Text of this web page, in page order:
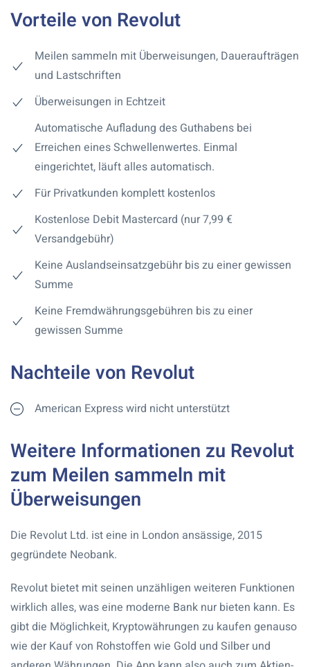
Vorteile von Revolut
Meilen sammeln mit Überweisungen, Daueraufträgen
und Lastschriften
Überweisungen in Echtzeit
Automatische Aufladung des Guthabens bei
Erreichen eines Schwellenwertes. Einmal
eingerichtet, läuft alles automatisch.
Für Privatkunden komplett kostenlos
Kostenlose Debit Mastercard (nur 7,99 €
Versandgebühr)
Keine Auslandseinsatzgebühr bis zu einer gewissen
Summe
Keine Fremdwährungsgebühren bis zu einer
gewissen Summe
Nachteile von Revolut
American Express wird nicht unterstützt
Weitere Informationen zu Revolut
zum Meilen sammeln mit
Überweisungen
Die Revolut Ltd. ist eine in London ansässige, 2015
gegründete Neobank.
Revolut bietet mit seinen unzähligen weiteren Funktionen
wirklich alles, was eine moderne Bank nur bieten kann. Es
gibt die Möglichkeit, Kryptowährungen zu kaufen genauso
wie der Kauf von Rohstoffen wie Gold und Silber und